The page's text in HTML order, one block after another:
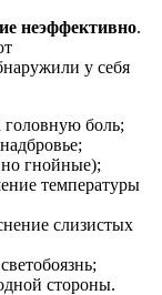
неэффективно.
у себя
головную боль;
гнойные);
температуры
слизистых
стороны.